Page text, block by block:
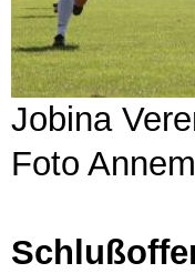
Jobina
Foto